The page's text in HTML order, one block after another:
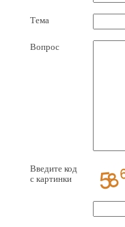
Тема
Вопрос
Введите код
с картинки